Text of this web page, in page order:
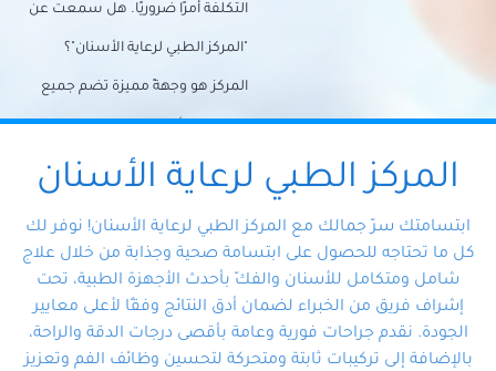
التكلفة أمرًا ضروريًا. هل سمعت عن
"المركز الطبي لرعاية الأسنان"؟
المركز هو وجهةً مميزة تضم جميع
احتياجات الأسنان تحت سقف واحد،
وتضمن لك حلاً شاملًا لجميع
المتخصص ذوي الخبرة، ستجد نفسك
في أيد أمينة تلبي احتياجاتك بكل
احترافية ودقة.
المركز الطبي لرعاية الأسنان
ابتسامتك سرّ جمالك مع المركز الطبي لرعاية الأسنان! نوفر لك
كل ما تحتاجه للحصول على ابتسامة صحية وجذابة من خلال علاج
شامل ومتكامل للأسنان والفكّ بأحدث الأجهزة الطبية، تحت
إشراف فريق من الخبراء لضمان أدق النتائج وفقًا لأعلى معايير
الجودة. نقدم جراحات فورية وعامة بأقصى درجات الدقة والراحة،
بالإضافة إلى تركيبات ثابتة ومتحركة لتحسين وظائف الفم وتعزيز